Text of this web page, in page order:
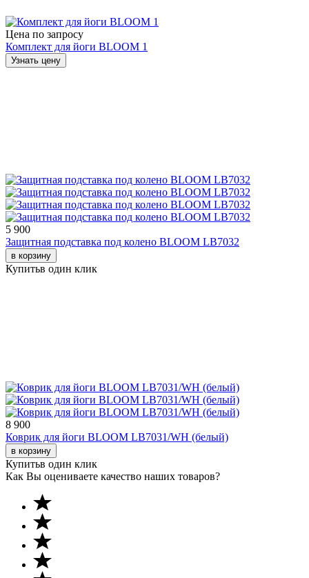
Цена по запросу
Комплект для йоги BLOOM 1
Узнать цену
5 900
Защитная подставка под колено BLOOM LB7032
в корзину
Купитьв один клик
8 900
Коврик для йоги BLOOM LB7031/WH (белый)
в корзину
Купитьв один клик
Как Вы оцениваете качество наших товаров?